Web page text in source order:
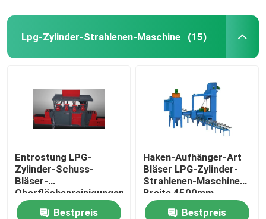
Lpg-Zylinder-Strahlenen-Maschine (15)
Entrostung LPG-
Zylinder-Schuss-
Bläser-
Oberflächenreinigungsmaschine
Bsa2.5
Bestpreis
Haken-Aufhänger-Art
Bläser LPG-Zylinder-
Strahlenen-Maschinen-
Breite 4500mm
Bestpreis